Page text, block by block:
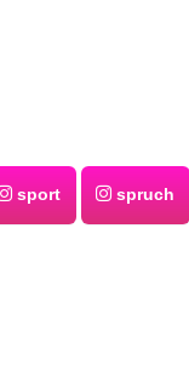
sport spruch